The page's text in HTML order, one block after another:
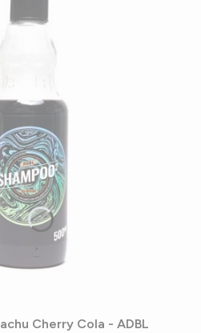
Cherry Cola - ADBL